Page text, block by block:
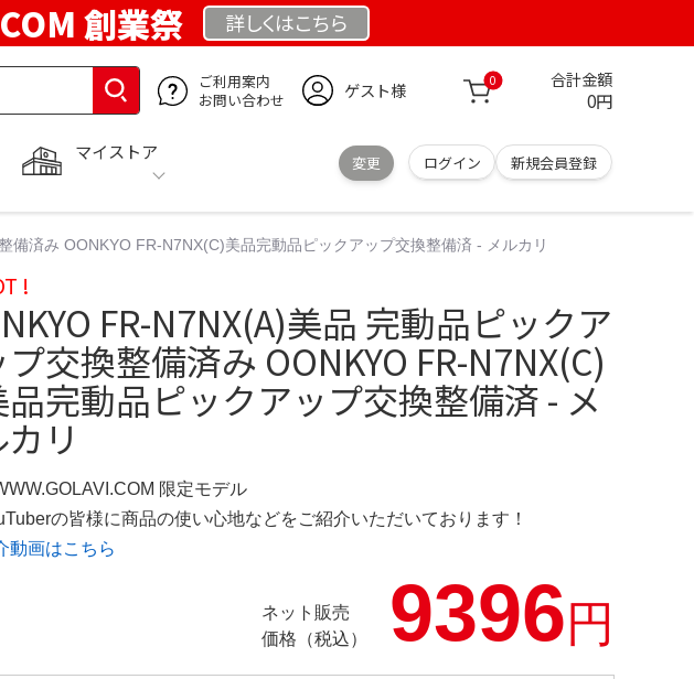
創業祭 詳しくはこちら
ご利用案内
お問い合わせ
ゲスト様 0 合計金額
0円
マイストア
変更 ログイン 新規会員登録
備済み OONKYO FR-N7NX(C)美品完動品ピックアップ交換整備済 - メルカリ
!
FR-N7NX(A)美品 完動品ピックア
プ交換整備済み OONKYO FR-N7NX(C)
品完動品ピックアップ交換整備済 - メ
リ
限定モデル
の皆様に商品の使い心地などをご紹介いただいております！
動画はこちら
ネット販売
価格（税込）
9396円